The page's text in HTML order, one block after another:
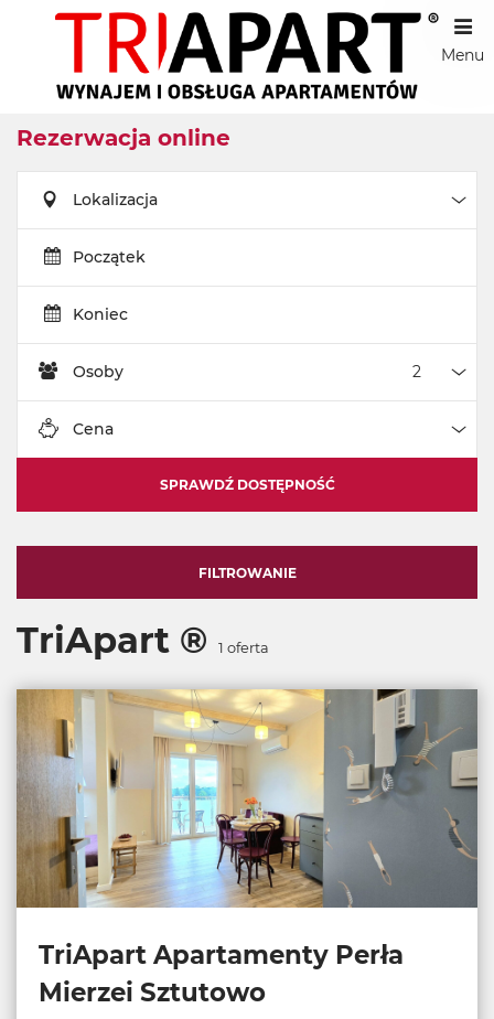
Menu
Rezerwacja online
Lokalizacja
Początek
Koniec
Osoby
Cena
SPRAWDŹ DOSTĘPNOŚĆ
FILTROWANIE
TriApart ® 1 oferta
TriApart Apartamenty Perła
Mierzei Sztutowo